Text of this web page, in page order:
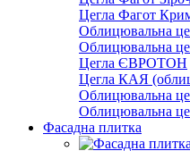
Цегла Фагот
Облицювальна
Облицювальна
Цегла ЄВРОТОН
Цегла КАЯ
Облицювальна
Облицювальна
Фасадна плитка